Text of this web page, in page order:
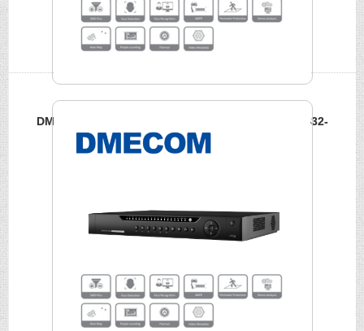
DMECOM 32路4K&H.265 Pro網路NVR DME-NVR-5432-
4KS2(V2.0)